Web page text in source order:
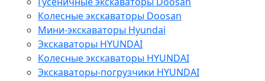
Колесные экскаваторы Doosan
Мини-экскаваторы Hyundai
Экскаваторы HYUNDAI
Колесные экскаваторы HYUNDAI
Экскаваторы-погрузчики HYUNDAI